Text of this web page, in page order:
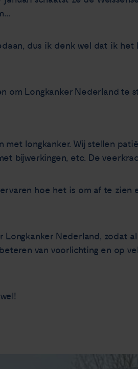
dus ik denk wel dat ik het
om Longkanker Nederland te
longkanker. Wij stellen
bijwerkingen, etc. De
hoe het is om af te zien
Longkanker Nederland, zodat
van voorlichting en op